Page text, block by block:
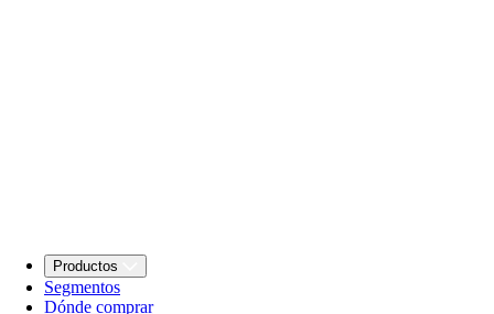
Productos
Segmentos
Dónde comprar